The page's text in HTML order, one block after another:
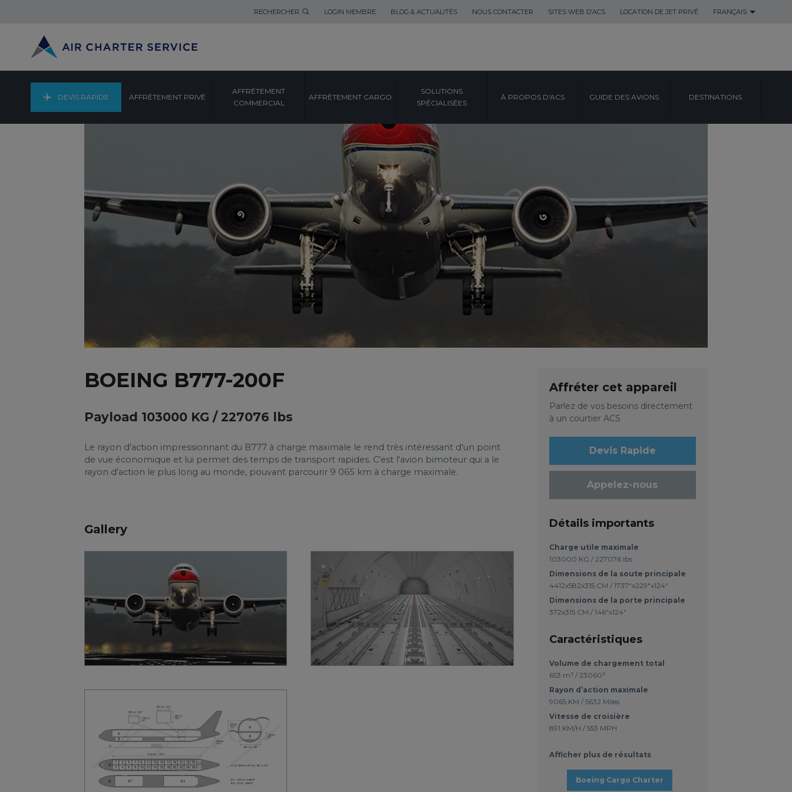
RECHERCHER LOGIN MEMBRE BLOG & ACTUALITÉS NOUS CONTACTER SITES WEB D’ACS LOCATION DE JET PRIVÉ FRANÇAIS
DEVIS RAPIDE AFFRÈTEMENT PRIVÉ
AFFRÈTEMENT
COMMERCIAL
AFFRÈTEMENT CARGO
SOLUTIONS
SPÉCIALISÉES
À PROPOS D'ACS GUIDE DES AVIONS DESTINATIONS
BOEING B777-200F
Payload 103000 KG / 227076 lbs
Le rayon d'action impressionnant du B777 à charge maximale le rend très intéressant d'un point
de vue économique et lui permet des temps de transport rapides. C'est l'avion bimoteur qui a le
rayon d'action le plus long au monde, pouvant parcourir 9 065 km à charge maximale.
Gallery
Affréter cet appareil
Parlez de vos besoins directement
à un courtier ACS
Devis Rapide
Appelez-nous
Détails importants
Charge utile maximale
103000 KG / 227076 lbs
Dimensions de la soute principale
4412x582x315 CM / 1737"x229"x124"
Dimensions de la porte principale
372x315 CM / 146"x124"
Caractéristiques
Volume de chargement total
653 m³ / 23060³
Rayon d’action maximale
9065 KM / 5632 Miles
Vitesse de croisière
891 KM/H / 553 MPH
Afficher plus de résultats
Boeing Cargo Charter